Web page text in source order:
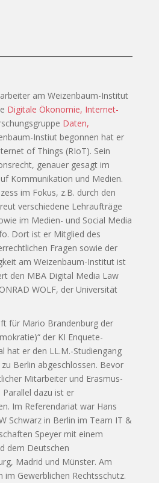
am Weizenbaum-Institut
Digitale Ökonomie, Internet-
Daten,
Instiut begonnen hat er
of Things (RIoT). Sein
genauer gesagt im
Kommunikation und Medien.
im Fokus, z.B. durch den
verschiedene Lehraufträge
im Medien- und Social Media
Dort ist er Mitglied des
Fragen sowie der
am Weizenbaum-Institut ist
den MBA Digital Media Law
WOLF, der Universität
für Mario Brandenburg der
der KI Enquete-
hat er den LL.M.-Studiengang
Berlin abgeschlossen. Bevor
Mitarbeiter und Erasmus-
dazu ist er
Im Referendariat war Hans
Schwarz in Berlin im Team IT &
Speyer mit einem
dem Deutschen
Madrid und Münster. Am
Gewerblichen Rechtsschutz.